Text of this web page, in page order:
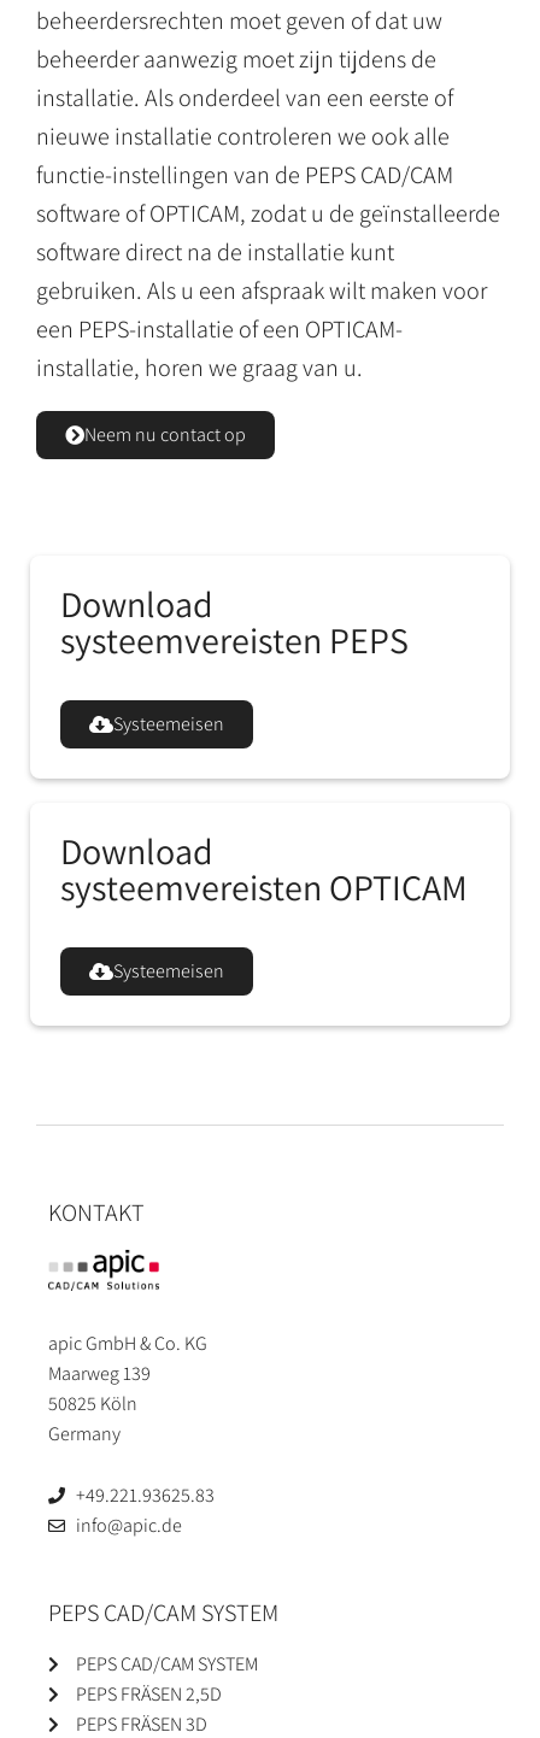
beheerdersrechten moet geven of dat uw
beheerder aanwezig moet zijn tijdens de
installatie. Als onderdeel van een eerste of
nieuwe installatie controleren we ook alle
functie-instellingen van de PEPS CAD/CAM
software of OPTICAM, zodat u de geïnstalleerde
software direct na de installatie kunt
gebruiken. Als u een afspraak wilt maken voor
een PEPS-installatie of een OPTICAM-
installatie, horen we graag van u.
Neem nu contact op
Download
systeemvereisten PEPS
Systeemeisen
Download
systeemvereisten OPTICAM
Systeemeisen
KONTAKT
apic GmbH & Co. KG
Maarweg 139
50825 Köln
Germany
+49.221.93625.83
info@apic.de
PEPS CAD/CAM SYSTEM
PEPS CAD/CAM SYSTEM
PEPS FRÄSEN 2,5D
PEPS FRÄSEN 3D